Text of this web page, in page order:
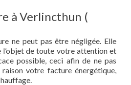
à Verlincthun (
ne peut pas être négligée. Elle
de toute votre attention et
possible, ceci afin de ne pas
votre facture énergétique,